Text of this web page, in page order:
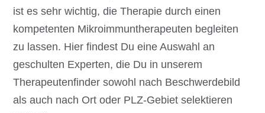
ist es sehr wichtig, die Therapie durch einen
kompetenten Mikroimmuntherapeuten begleiten
zu lassen. Hier findest Du eine Auswahl an
geschulten Experten, die Du in unserem
Therapeutenfinder sowohl nach Beschwerdebild
als auch nach Ort oder PLZ-Gebiet selektieren